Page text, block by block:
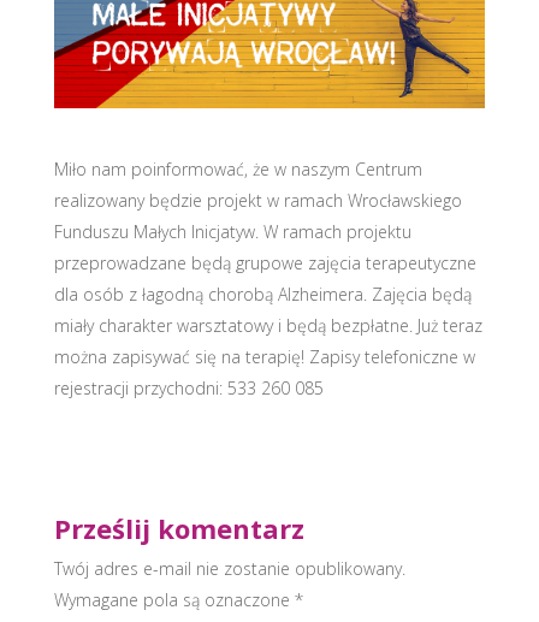
Miło nam poinformować, że w naszym Centrum
realizowany będzie projekt w ramach Wrocławskiego
Funduszu Małych Inicjatyw. W ramach projektu
przeprowadzane będą grupowe zajęcia terapeutyczne
dla osób z łagodną chorobą Alzheimera. Zajęcia będą
miały charakter warsztatowy i będą bezpłatne. Już teraz
można zapisywać się na terapię! Zapisy telefoniczne w
rejestracji przychodni: 533 260 085
Prześlij komentarz
Twój adres e-mail nie zostanie opublikowany.
Wymagane pola są oznaczone *